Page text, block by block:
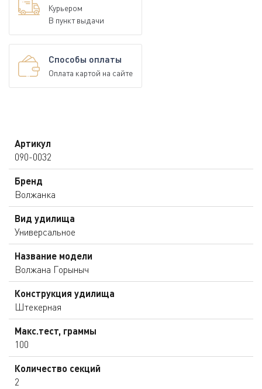
Курьером
В пункт выдачи
Способы оплаты
Оплата картой на сайте
Артикул
090-0032
Бренд
Волжанка
Вид удилища
Универсальное
Название модели
Волжана Горыныч
Конструкция удилища
Штекерная
Макс.тест, граммы
100
Количество секций
2